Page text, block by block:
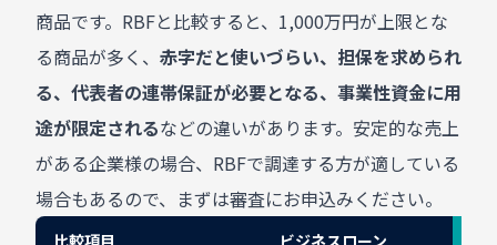
商品です。RBFと比較すると、1,000万円が上限とな
る商品が多く、 赤字だと使いづらい、担保を求められ
る、代表者の連帯保証が必要となる、事業性資金に用
途が限定されるなどの違いがあります。安定的な売上
がある企業様の場合、RBFで調達する方が適している
場合もあるので、まずは審査にお申込みください。
比較項目 ビジネスローン